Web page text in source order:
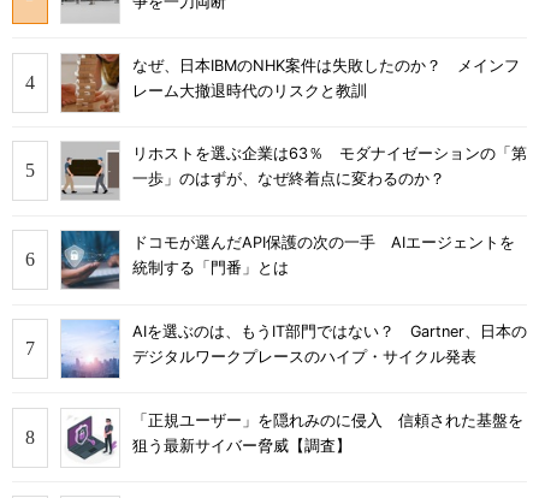
なぜ、日本IBMのNHK案件は失敗したのか？ メインフ
レーム大撤退時代のリスクと教訓
リホストを選ぶ企業は63％ モダナイゼーションの「第
一歩」のはずが、なぜ終着点に変わるのか？
ドコモが選んだAPI保護の次の一手 AIエージェントを
統制する「門番」とは
AIを選ぶのは、もうIT部門ではない？ Gartner、日本の
デジタルワークプレースのハイプ・サイクル発表
「正規ユーザー」を隠れみのに侵入 信頼された基盤を
狙う最新サイバー脅威【調査】